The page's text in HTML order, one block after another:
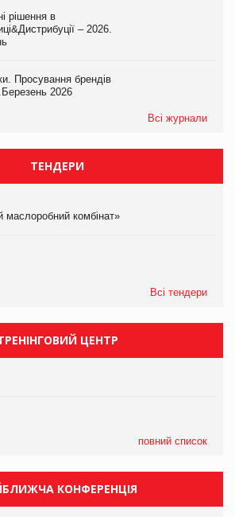
рішення в
– 2026.
Просування брендів
2026
Всі журнали
ТЕНДЕРИ
маслоробний комбінат»
Всі тендери
ЦЕНТР
повний список
КОНФЕРЕНЦІЯ